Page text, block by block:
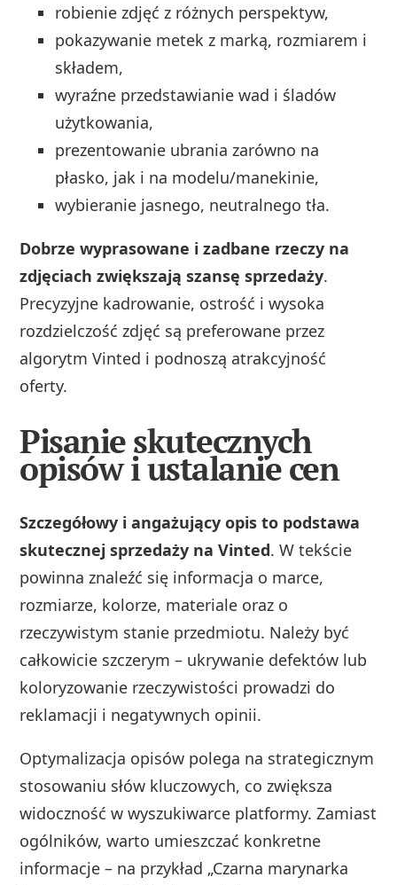
robienie zdjęć z różnych perspektyw,
pokazywanie metek z marką, rozmiarem i
składem,
wyraźne przedstawianie wad i śladów
użytkowania,
prezentowanie ubrania zarówno na
płasko, jak i na modelu/manekinie,
wybieranie jasnego, neutralnego tła.
Dobrze wyprasowane i zadbane rzeczy na
zdjęciach zwiększają szansę sprzedaży.
Precyzyjne kadrowanie, ostrość i wysoka
rozdzielczość zdjęć są preferowane przez
algorytm Vinted i podnoszą atrakcyjność
oferty.
Pisanie skutecznych
opisów i ustalanie cen
Szczegółowy i angażujący opis to podstawa
skutecznej sprzedaży na Vinted. W tekście
powinna znaleźć się informacja o marce,
rozmiarze, kolorze, materiale oraz o
rzeczywistym stanie przedmiotu. Należy być
całkowicie szczerym – ukrywanie defektów lub
koloryzowanie rzeczywistości prowadzi do
reklamacji i negatywnych opinii.
Optymalizacja opisów polega na strategicznym
stosowaniu słów kluczowych, co zwiększa
widoczność w wyszukiwarce platformy. Zamiast
ogólników, warto umieszczać konkretne
informacje – na przykład „Czarna marynarka